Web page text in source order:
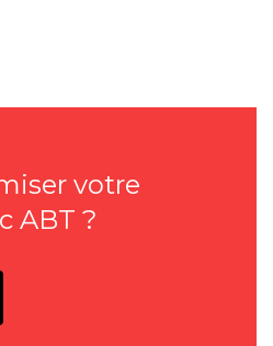
votre
ABT ?